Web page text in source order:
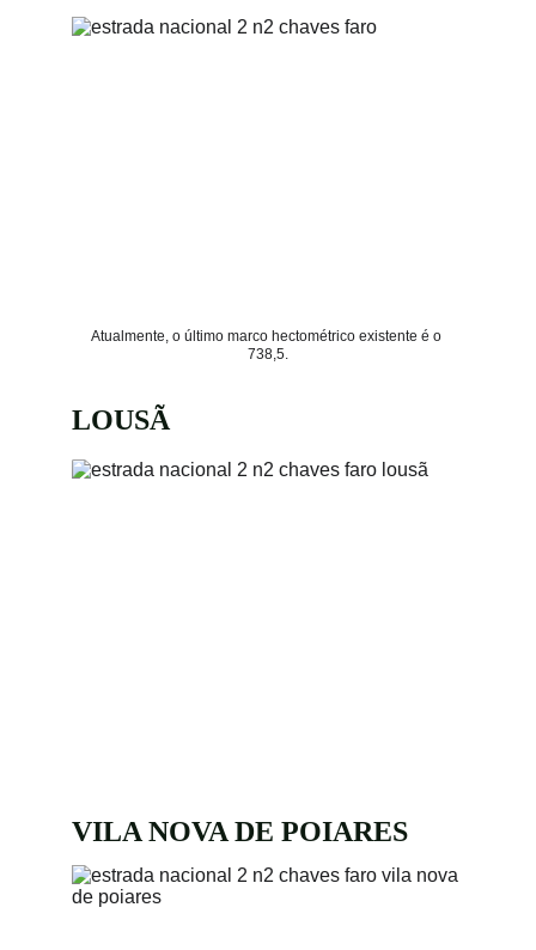
VILA NOVA DE POIARES
LOUSÃ
Atualmente, o último marco hectométrico existente é o
738,5.